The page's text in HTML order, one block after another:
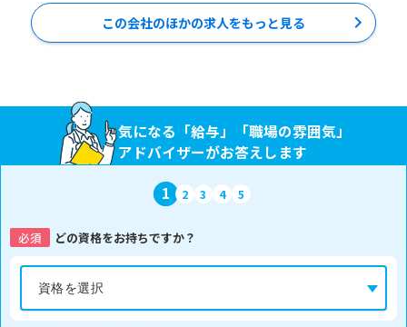
この会社のほかの求人をもっと見る
気になる「給与」「職場の雰囲気」
アドバイザーがお答えします
1 2 3 4 5
必須 どの資格をお持ちですか？